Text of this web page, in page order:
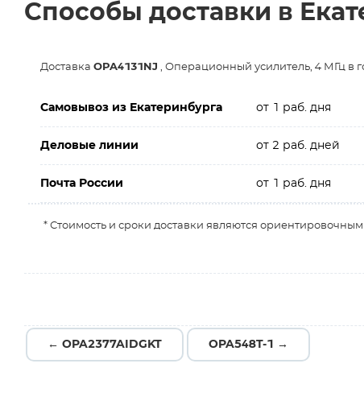
Способы доставки в
Доставка OPA4131NJ , Операционный усилитель, 4 МГц в
Самовывоз из Екатеринбурга от 1 раб. дня
Деловые линии от 2 раб. дней
Почта России от 1 раб. дня
* Стоимость и сроки доставки являются
← OPA2377AIDGKT OPA548T-1 →